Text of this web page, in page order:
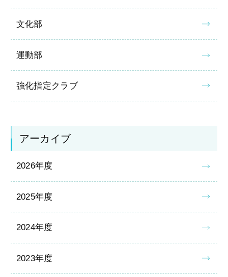
文化部
運動部
強化指定クラブ
アーカイブ
2026年度
2025年度
2024年度
2023年度